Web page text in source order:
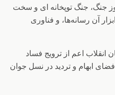
جنگ، جنگ توپخانه ای و سخت
آن رسانه‌ها، و فناوری
انقلاب اعم از ترویج فساد
ابهام و تردید در نسل جوان